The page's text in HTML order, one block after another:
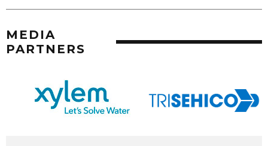
MEDIA
PARTNERS